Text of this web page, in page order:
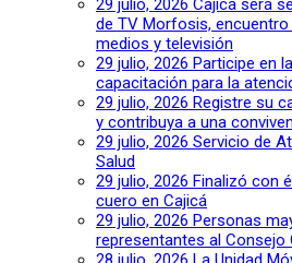
de TV Morfosis,
medios y televisión
29 julio, 2026 Participe en
capacitación para la
29 julio, 2026 Registre su
y contribuya a una
29 julio, 2026 Servicio de
Salud
29 julio, 2026 Finalizó con
cuero en Cajicá
29 julio, 2026 Personas
representantes al